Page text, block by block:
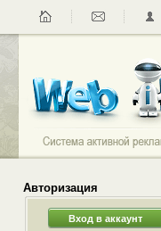
Авторизация